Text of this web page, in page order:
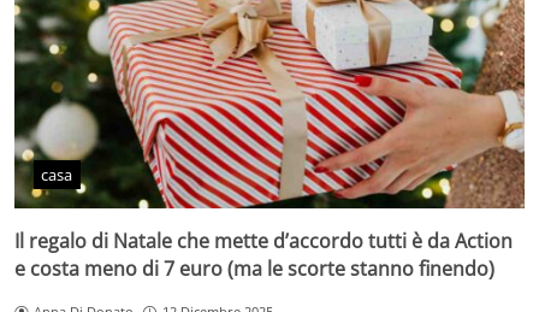
casa
Il regalo di Natale che mette d’accordo tutti è da Action
e costa meno di 7 euro (ma le scorte stanno finendo)